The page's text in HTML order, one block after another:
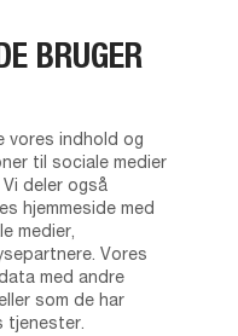
BRUGER
vores indhold og
til sociale medier
deler også
hjemmeside med
medier,
Vores
med andre
som de har
tjenester.